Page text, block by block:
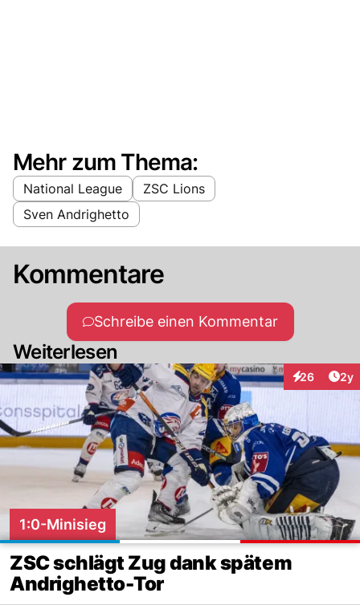
Mehr zum Thema:
National League
ZSC Lions
Sven Andrighetto
Kommentare
Schreibe einen Kommentar
Weiterlesen
26
Interaktionen
2y
1:0-Minisieg
ZSC schlägt Zug dank spätem
Andrighetto-Tor